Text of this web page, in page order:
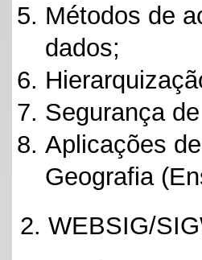
Métodos de
dados;
Segurança
Aplicações
Geografia
2. WEBSIG/